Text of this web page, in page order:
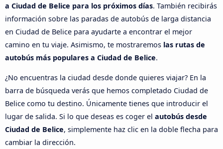
a Ciudad de Belice para los próximos días. También recibirás
información sobre las paradas de autobús de larga distancia
en Ciudad de Belice para ayudarte a encontrar el mejor
camino en tu viaje. Asimismo, te mostraremos las rutas de
autobús más populares a Ciudad de Belice.
¿No encuentras la ciudad desde donde quieres viajar? En la
barra de búsqueda verás que hemos completado Ciudad de
Belice como tu destino. Únicamente tienes que introducir el
lugar de salida. Si lo que deseas es coger el autobús desde
Ciudad de Belice, simplemente haz clic en la doble flecha para
cambiar la dirección.